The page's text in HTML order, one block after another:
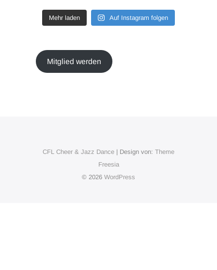
Mehr laden Auf Instagram folgen
Mitglied werden
CFL Cheer & Jazz Dance | Design von: Theme
Freesia
© 2026 WordPress